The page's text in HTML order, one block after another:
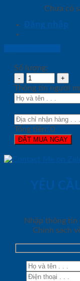
Chưa có
Đăng nhập
Số lượng:
Thông tin người
Tổng tiền: 0
ĐẶT MUA NGAY
YÊU
Nhập thông tin
Chính sách